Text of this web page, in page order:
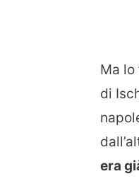
Ma lo
di
era